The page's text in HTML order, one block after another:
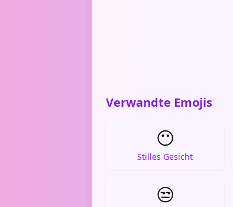
Verwandte Emojis
😶
Stilles Gesicht
😒